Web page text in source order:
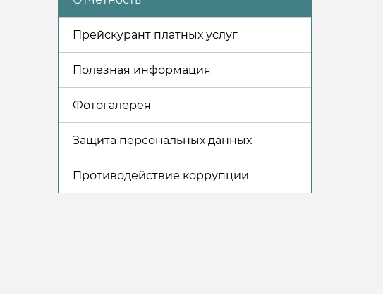
Прейскурант платных услуг
Полезная информация
Фотогалерея
Защита персональных данных
Противодействие коррупции